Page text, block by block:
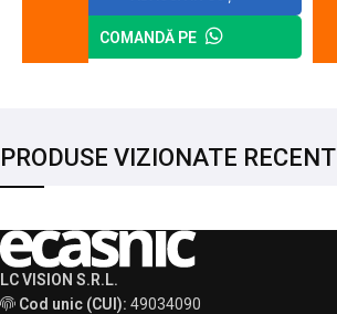
COMANDĂ PE
PRODUSE VIZIONATE RECENT
LC VISION S.R.L.
Cod unic (CUI): 49034090